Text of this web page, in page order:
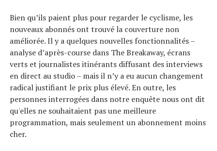
Bien qu’ils paient plus pour regarder le cyclisme, les
nouveaux abonnés ont trouvé la couverture non
améliorée. Il y a quelques nouvelles fonctionnalités –
analyse d’après-course dans The Breakaway, écrans
verts et journalistes itinérants diffusant des interviews
en direct au studio – mais il n’y a eu aucun changement
radical justifiant le prix plus élevé. En outre, les
personnes interrogées dans notre enquête nous ont dit
qu'elles ne souhaitaient pas une meilleure
programmation, mais seulement un abonnement moins
cher.